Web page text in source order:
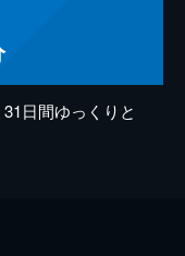
日間ゆっくりと